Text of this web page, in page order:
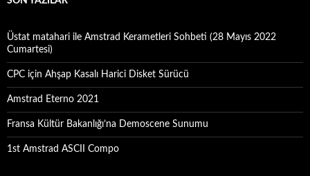
Üstat matahari ile Amstrad Kerametleri Sohbeti (28 Mayıs 2022
Cumartesi)
CPC için Ahşap Kasalı Harici Disket Sürücü
Amstrad Eterno 2021
Fransa Kültür Bakanlığı’na Demoscene Sunumu
1st Amstrad ASCII Compo